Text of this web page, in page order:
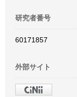
研究者番号
60171857
外部サイト